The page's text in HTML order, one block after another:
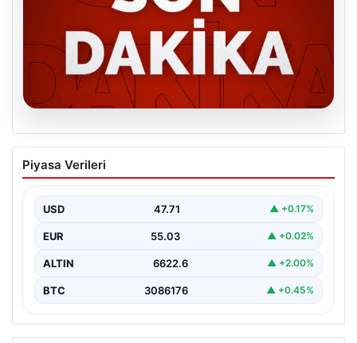
MGK’den 8 maddelik kritik bildiri: Dikkat
çeken ‘Terörsüz Bölge’ vurgusu
Piyasa Verileri
USD 47.71 ▲ +0.17%
EUR 55.03 ▲ +0.02%
ALTIN 6622.6 ▲ +2.00%
BTC 3086176 ▲ +0.45%